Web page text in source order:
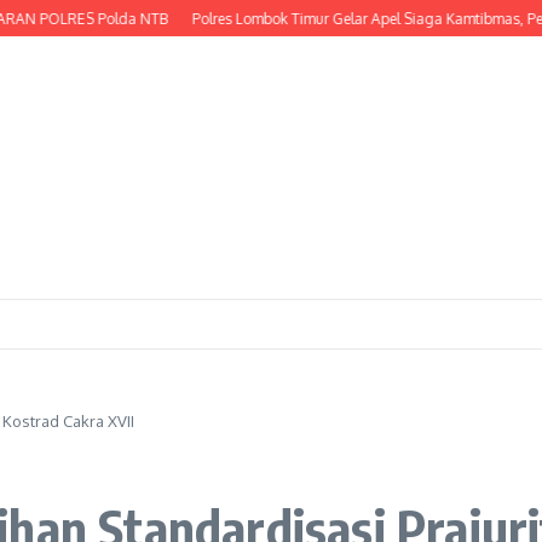
Polda NTB Polres Lombok Timur Gelar Apel Siaga Kamtibmas,
Cakra XVII
Standardisasi